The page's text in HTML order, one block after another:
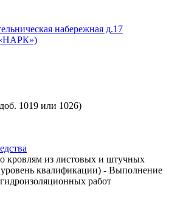
набережная д.17
1019 или 1026)
кровлям из листовых и штучных
уровень квалификации) - Выполнение
работ